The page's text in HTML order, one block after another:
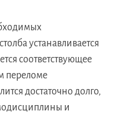
устанавливается
соответствующее
переломе
достаточно долго,
и